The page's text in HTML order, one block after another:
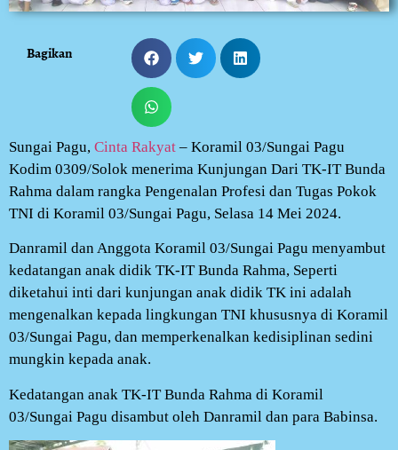
Bagikan
Sungai Pagu, Cinta Rakyat – Koramil 03/Sungai Pagu
Kodim 0309/Solok menerima Kunjungan Dari TK-IT Bunda
Rahma dalam rangka Pengenalan Profesi dan Tugas Pokok
TNI di Koramil 03/Sungai Pagu, Selasa 14 Mei 2024.
Danramil dan Anggota Koramil 03/Sungai Pagu menyambut
kedatangan anak didik TK-IT Bunda Rahma, Seperti
diketahui inti dari kunjungan anak didik TK ini adalah
mengenalkan kepada lingkungan TNI khususnya di Koramil
03/Sungai Pagu, dan memperkenalkan kedisiplinan sedini
mungkin kepada anak.
Kedatangan anak TK-IT Bunda Rahma di Koramil
03/Sungai Pagu disambut oleh Danramil dan para Babinsa.